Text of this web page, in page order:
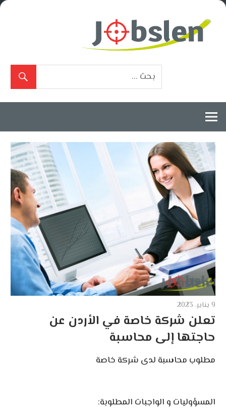
Skip
9 يناير، 2023
تعلن شركة خاصة في الأردن عن
حاجتها إلى محاسبة
مطلوب محاسبة لدى شركة خاصة
المسؤوليات و الواجبات المطلوبة: